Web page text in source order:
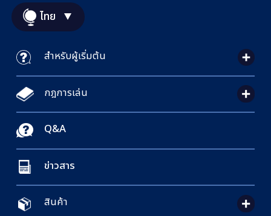
ไทย
สำหรับผู้เริ่มต้น
กฎการเล่น
Q&A
ข่าวสาร
สินค้า